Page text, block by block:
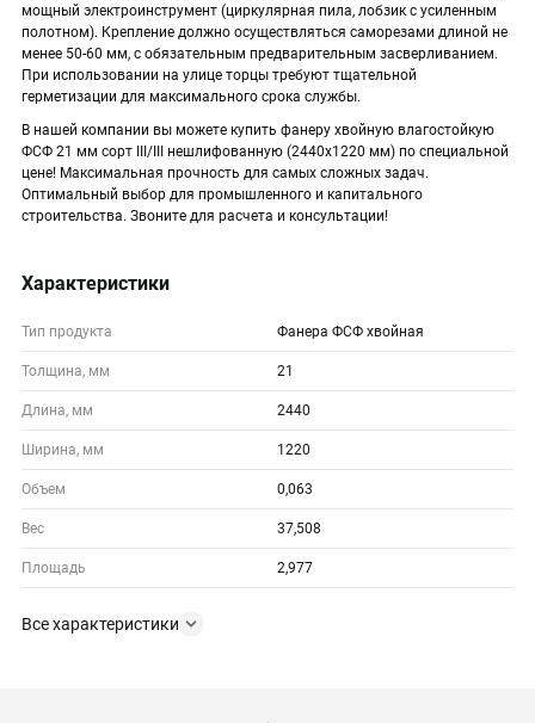
мощный электроинструмент (циркулярная пила, лобзик с усиленным
полотном). Крепление должно осуществляться саморезами длиной не
менее 50-60 мм, с обязательным предварительным засверливанием.
При использовании на улице торцы требуют тщательной
герметизации для максимального срока службы.
В нашей компании вы можете купить фанеру хвойную влагостойкую
ФСФ 21 мм сорт III/III нешлифованную (2440х1220 мм) по специальной
цене! Максимальная прочность для самых сложных задач.
Оптимальный выбор для промышленного и капитального
строительства. Звоните для расчета и консультации!
Характеристики
Тип продукта Фанера ФСФ хвойная
Толщина, мм 21
Длина, мм 2440
Ширина, мм 1220
Объем 0,063
Вес 37,508
Площадь 2,977
Все характеристики